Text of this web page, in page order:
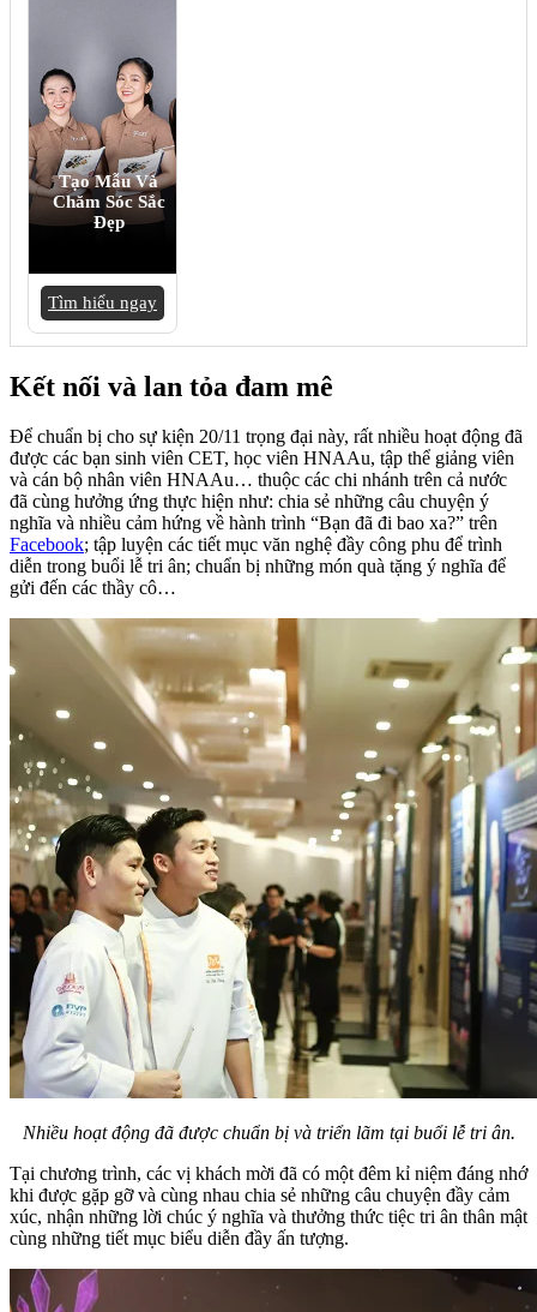
Tạo Mẫu Và
Chăm Sóc Sắc
Đẹp
Tìm hiểu ngay
Kết nối và lan tỏa đam mê
Để chuẩn bị cho sự kiện 20/11 trọng đại này, rất nhiều hoạt động đã
được các bạn sinh viên CET, học viên HNAAu, tập thể giảng viên
và cán bộ nhân viên HNAAu… thuộc các chi nhánh trên cả nước
đã cùng hưởng ứng thực hiện như: chia sẻ những câu chuyện ý
nghĩa và nhiều cảm hứng về hành trình “Bạn đã đi bao xa?” trên
Facebook; tập luyện các tiết mục văn nghệ đầy công phu để trình
diễn trong buổi lễ tri ân; chuẩn bị những món quà tặng ý nghĩa để
gửi đến các thầy cô…
Nhiều hoạt động đã được chuẩn bị và triển lãm tại buổi lễ tri ân.
Tại chương trình, các vị khách mời đã có một đêm kỉ niệm đáng nhớ
khi được gặp gỡ và cùng nhau chia sẻ những câu chuyện đầy cảm
xúc, nhận những lời chúc ý nghĩa và thưởng thức tiệc tri ân thân mật
cùng những tiết mục biểu diễn đầy ấn tượng.